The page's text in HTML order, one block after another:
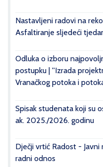
Nastavljeni radovi na
Asfaltiranje sljedeći
Odluka o izboru
postupku | ''Izrada
Vranačkog potoka i
Spisak studenata koji su
ak. 2025./2026. godinu
Dječji vrtić Radost -
radni odnos